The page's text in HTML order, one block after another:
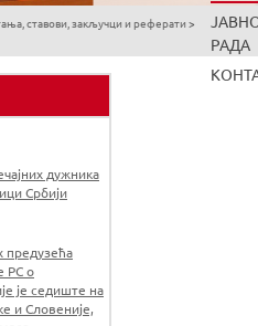
РАДА
ставови, закључци и реферати >
дужника
Србији
предузећа
РС о
је седиште на
и Словеније,